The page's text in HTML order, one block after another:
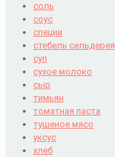
соль
соус
специи
стебель сельдерея
суп
сухое молоко
сыр
тимьян
томатная паста
тушеное мясо
уксус
хлеб